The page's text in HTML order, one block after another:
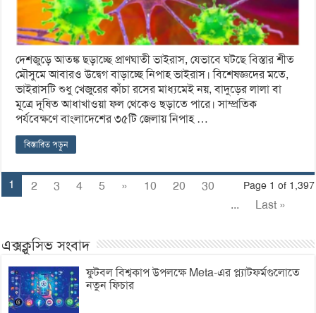
দেশজুড়ে আতঙ্ক ছড়াচ্ছে প্রাণঘাতী ভাইরাস, যেভাবে ঘটছে বিস্তার শীত
মৌসুমে আবারও উদ্বেগ বাড়াচ্ছে নিপাহ ভাইরাস। বিশেষজ্ঞদের মতে,
ভাইরাসটি শুধু খেজুরের কাঁচা রসের মাধ্যমেই নয়, বাদুড়ের লালা বা
মূত্রে দূষিত আধাখাওয়া ফল থেকেও ছড়াতে পারে। সাম্প্রতিক
পর্যবেক্ষণে বাংলাদেশের ৩৫টি জেলায় নিপাহ …
বিস্তারিত পড়ুন
Page 1 of 1,397
1 2 3 4 5 » 10 20
30
...
Last »
এক্সক্লুসিভ সংবাদ
ফুটবল বিশ্বকাপ উপলক্ষে Meta-এর প্ল্যাটফর্মগুলোতে
নতুন ফিচার